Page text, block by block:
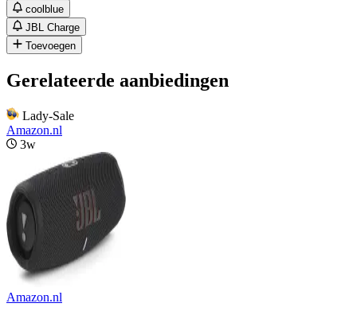
coolblue
JBL Charge
Toevoegen
Gerelateerde aanbiedingen
Lady-Sale
Amazon.nl
3w
Amazon.nl